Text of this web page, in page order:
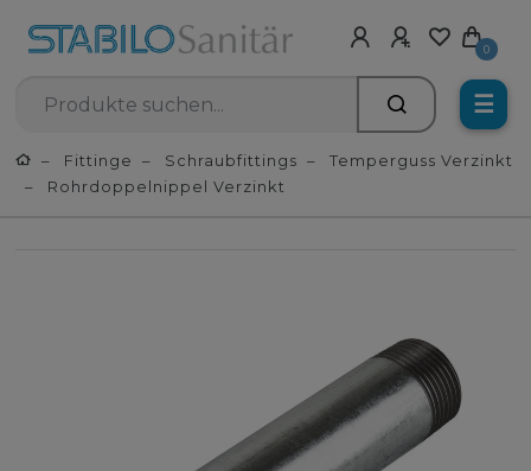
0
☰
Fittinge Schraubfittings
Temperguss Verzinkt
Rohrdoppelnippel Verzinkt